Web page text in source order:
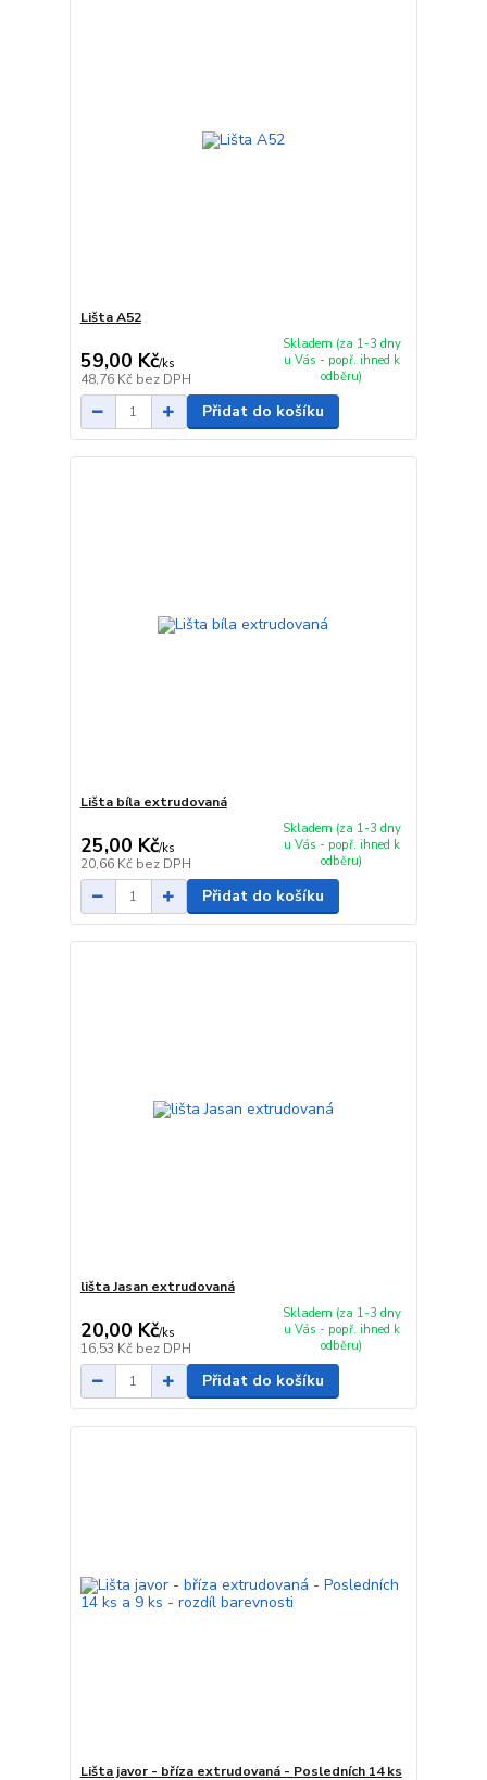
Lišta A52
59,00 Kč/ks
48,76 Kč bez DPH
Skladem (za 1-3 dny
u Vás - popř. ihned k
odběru)
Přidat do košíku
Lišta bíla extrudovaná
25,00 Kč/ks
20,66 Kč bez DPH
Skladem (za 1-3 dny
u Vás - popř. ihned k
odběru)
Přidat do košíku
lišta Jasan extrudovaná
20,00 Kč/ks
16,53 Kč bez DPH
Skladem (za 1-3 dny
u Vás - popř. ihned k
odběru)
Přidat do košíku
Lišta javor - bříza extrudovaná - Posledních 14 ks